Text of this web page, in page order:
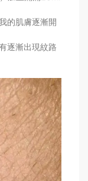
的肌膚逐漸開
逐漸出現紋路